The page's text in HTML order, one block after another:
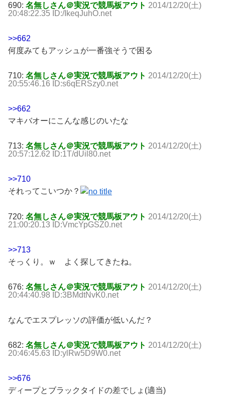
690: 名無しさん＠実況で競馬板アウト 2014/12/20(土)
20:48:22.35 ID:/IkeqJuhO.net
>>662
何度みてもアッシュが一番強そうで困る
710: 名無しさん＠実況で競馬板アウト 2014/12/20(土)
20:55:46.16 ID:s6qERSzy0.net
>>662
マキバオーにこんな感じのいたな
713: 名無しさん＠実況で競馬板アウト 2014/12/20(土)
20:57:12.62 ID:1T/dUil80.net
>>710
それってこいつか？
720: 名無しさん＠実況で競馬板アウト 2014/12/20(土)
21:00:20.13 ID:VmcYpGSZ0.net
>>713
そっくり。ｗ よく探してきたね。
676: 名無しさん＠実況で競馬板アウト 2014/12/20(土)
20:44:40.98 ID:3BMdtNvK0.net
なんでエスプレッソの評価が低いんだ？
682: 名無しさん＠実況で競馬板アウト 2014/12/20(土)
20:46:45.63 ID:ylRw5D9W0.net
>>676
ディープとブラックタイドの差でしょ(適当)